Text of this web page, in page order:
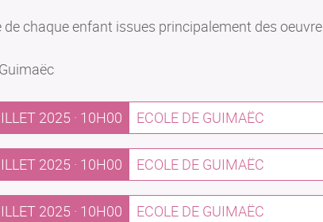
chaque enfant issues principalement des
2025 · 10H00 ECOLE DE GUIMAËC
2025 · 10H00 ECOLE DE GUIMAËC
2025 · 10H00 ECOLE DE GUIMAËC